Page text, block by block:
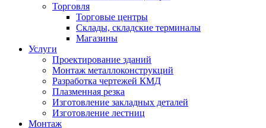
Торговля
Торговые центры
Склады, складские терминалы
Магазины
Услуги
Проектирование зданий
Монтаж металлоконструкций
Разработка чертежей КМД
Плазменная резка
Изготовление закладных деталей
Изготовление лестниц
Монтаж